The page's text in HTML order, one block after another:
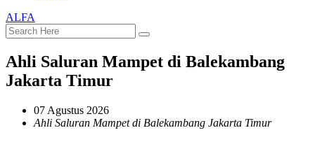
ALFA
Ahli Saluran Mampet di Balekambang
Jakarta Timur
07 Agustus 2026
Ahli Saluran Mampet di Balekambang Jakarta Timur